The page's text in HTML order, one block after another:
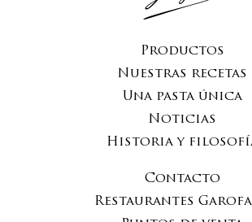
Productos
Nuestras recetas
Una pasta única
Noticias
Historia y
Contacto
Restaurantes